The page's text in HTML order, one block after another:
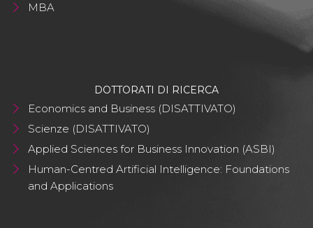
MBA
DOTTORATI DI RICERCA
Economics and Business (DISATTIVATO)
Scienze (DISATTIVATO)
Applied Sciences for Business Innovation (ASBI)
Human-Centred Artificial Intelligence: Foundations
and Applications